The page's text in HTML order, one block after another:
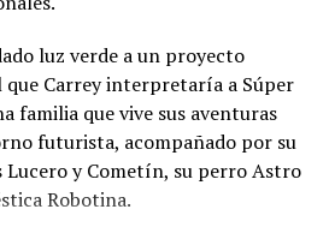
OLMEDO
CANDIDATAS
CIUDAD MORENA
CORONACIÓN
CORREO
ÉL SALVADOR
SEÑORA SANTA ANA
HENRY URBINA
NOTICIAS
JULIAS
SANTA ANA
luz verde a un proyecto
Carrey interpretaría a Súper
familia que vive sus aventuras
futurista, acompañado por su
Lucero y Cometín, su perro Astro
Robotina.